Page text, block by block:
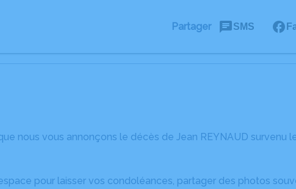
Partager SMS
nous vous annonçons le décès de Jean REYNAUD survenu
pour laisser vos condoléances, partager des photos